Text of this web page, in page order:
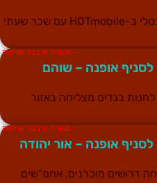
משרה בשירות ושימור לקוחות פרונטלי ב-HOTmobile עם שכר שעתי
– משרה זו כבר אויישה
אופנה – שוהם
בגדים מצליחה באזור
– משרה זו כבר אויישה
אופנה – אור יהודה
דרושים מוכרנים, אחמ"שים